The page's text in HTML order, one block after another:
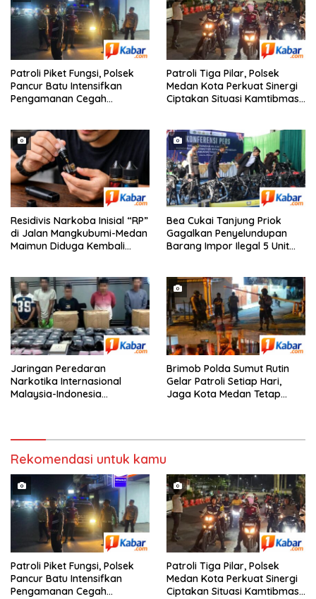
Patroli Piket Fungsi, Polsek
Pancur Batu Intensifkan
Pengamanan Cegah
Patroli Tiga Pilar, Polsek
Medan Kota Perkuat Sinergi
Ciptakan Situasi Kamtibmas
Residivis Narkoba Inisial “RP”
di Jalan Mangkubumi-Medan
Maimun Diduga Kembali
Tangan
Bea Cukai Tanjung Priok
Gagalkan Penyelundupan
Barang Impor Ilegal 5 Unit
Frame Rangka Bekas Asal
Tiongkok
Jaringan Peredaran
Narkotika Internasional
Malaysia-Indonesia
Ekstasi
Brimob Polda Sumut Rutin
Gelar Patroli Setiap Hari,
Jaga Kota Medan Tetap
Rekomendasi untuk kamu
Patroli Piket Fungsi, Polsek
Pancur Batu Intensifkan
Pengamanan Cegah
Patroli Tiga Pilar, Polsek
Medan Kota Perkuat Sinergi
Ciptakan Situasi Kamtibmas